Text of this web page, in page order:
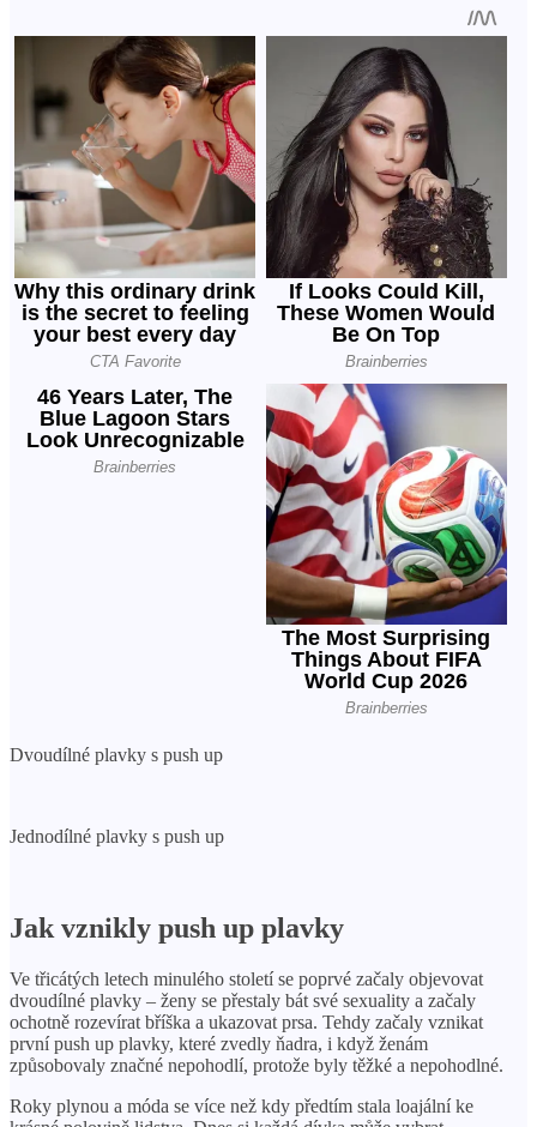
Dvoudílné plavky s push up
Jednodílné plavky s push up
Jak vznikly push up plavky
Ve třicátých letech minulého století se poprvé začaly objevovat
dvoudílné plavky – ženy se přestaly bát své sexuality a začaly
ochotně rozevírat bříška a ukazovat prsa. Tehdy začaly vznikat
první push up plavky, které zvedly ňadra, i když ženám
způsobovaly značné nepohodlí, protože byly těžké a nepohodlné.
Roky plynou a móda se více než kdy předtím stala loajální ke